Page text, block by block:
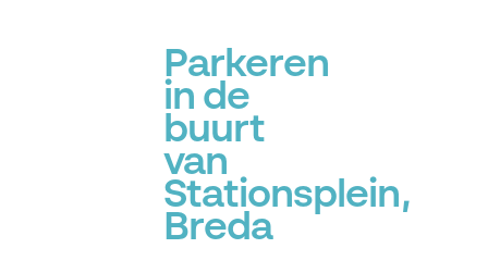
Parkeren
in de
buurt
van
Stationsplein,
Breda